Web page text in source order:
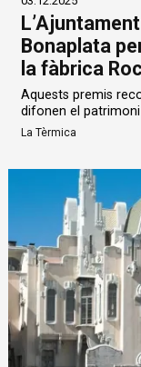
Bonaplata
la fàbrica
Aquests premis
difonen el
La Tèrmica